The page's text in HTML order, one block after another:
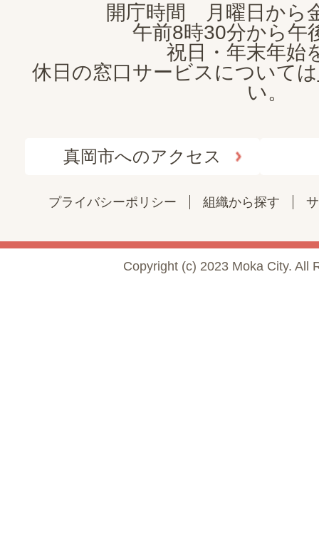
開庁時間 月曜日から
午前8時30分から午
祝日・年末年始
休日の窓口サービスについては
い。
真岡市へのアクセス
プライバシーポリシー 組織から探す
Copyright (c) 2023 Moka City. All